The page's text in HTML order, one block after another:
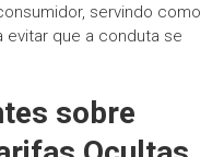
servindo como
que a conduta se
sobre